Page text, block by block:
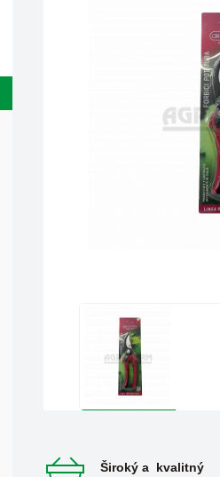
Široký a kvalitný